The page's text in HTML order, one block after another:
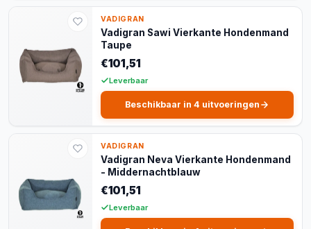
VADIGRAN
Vadigran Sawi Vierkante Hondenmand
Taupe
€101,51
Leverbaar
Beschikbaar in 4 uitvoeringen
VADIGRAN
Vadigran Neva Vierkante Hondenmand
- Middernachtblauw
€101,51
Leverbaar